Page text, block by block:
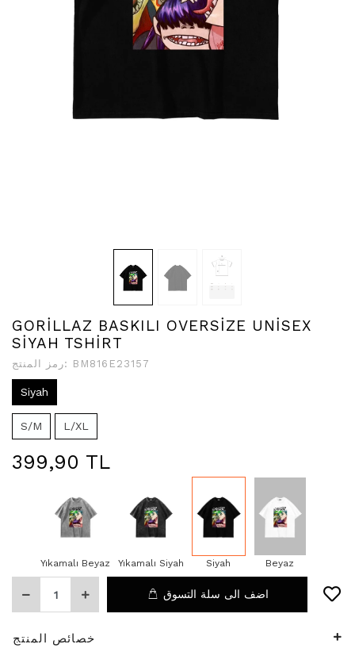
GORİLLAZ BASKILI OVERSİZE UNİSEX
SİYAH TSHİRT
رمز المنتج: BM816E23157
Siyah
S/M L/XL
399,90 TL
Yıkamalı Beyaz Yıkamalı Siyah Siyah Beyaz
اضف الى سلة التسوق
خصائص المنتج